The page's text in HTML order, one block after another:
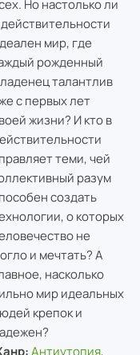
Но настолько ли
действительности
мир, где
рожденный
талантлив
с первых лет
жизни? И кто в
теми, чей
разум
создать
о которых
не
и мечтать? А
насколько
мир идеальных
крепок и
Антиутопия,